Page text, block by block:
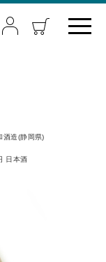
酒造(静岡県)
日本酒